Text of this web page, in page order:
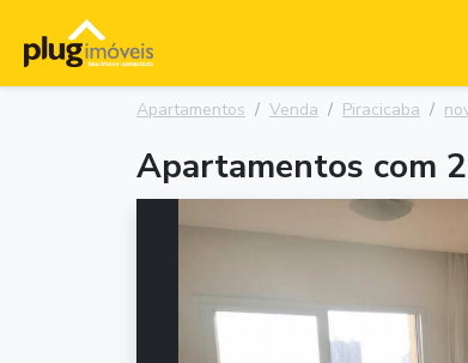
Apartamentos Venda Piracicaba
Apartamentos com